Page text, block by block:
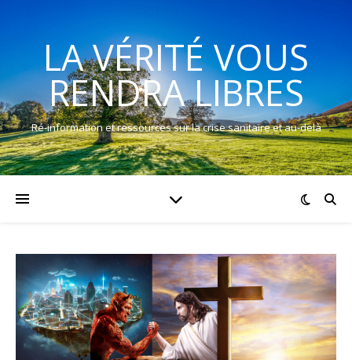
LA VÉRITÉ VOUS
RENDRA LIBRES
Ré-information et ressources sur la crise sanitaire et au-delà